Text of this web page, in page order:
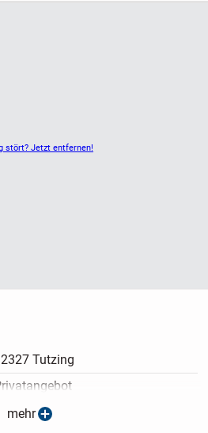
stört? Jetzt entfernen!
Tutzing
28.03.2026
mehr